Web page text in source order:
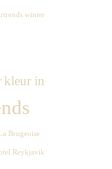
winter
kleur in
La Brugeoise
Reykjavik